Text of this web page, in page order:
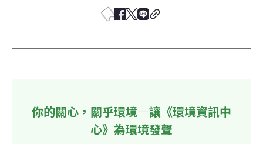
你的關心，關乎環境—讓《環境資訊中
心》為環境發聲